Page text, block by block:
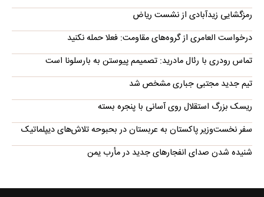
رمزگشایی زیدآبادی از نشست ریاض
درخواست العامری از گروه‌های مقاومت: فعلا حمله نکنید
تماس رودری با رئال مادرید: تصمیمم پیوستن به بارسلونا است
تیم جدید مجتبی جباری مشخص شد
ریسک بزرگ استقلال روی آسانی با پنجره بسته
سفر نخست‌وزیر پاکستان به عربستان در بحبوحه تلاش‌های دیپلماتیک
شنیده شدن صدای انفجارهای جدید در مأرب یمن